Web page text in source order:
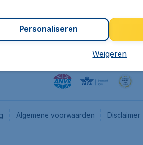
Algemene voorwaarden Disclaimer
Personaliseren
Weigeren